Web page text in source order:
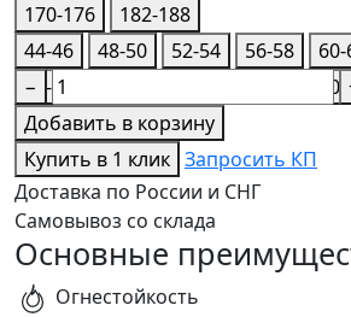
170-176
182-188
44-46
48-50 52-54 56-58
44-46
−
Добавить в корзину
Купить в 1 клик Запросить КП
Доставка по России и СНГ
Самовывоз со склада
Основные
Огнестойкость